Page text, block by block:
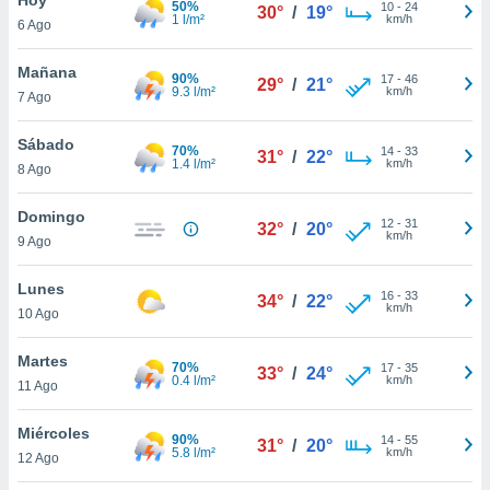
en
más
nuestra
de
cookies
aceptar
6 Ago
50%
1 l/m²
30° / 19° 10- 24
km/h
Mañana
7 Ago
90%
9.3 l/m²
29° / 21° 17- 46
km/h
Sábado
8 Ago
70%
1.4 l/m²
31° / 22° 14- 33
km/h
Domingo
9 Ago
32° / 20° 12- 31
km/h
Lunes
10 Ago
34° / 22° 16- 33
km/h
Martes
11 Ago
70%
0.4 l/m²
33° / 24° 17- 35
km/h
Miércoles
12 Ago
90%
5.8 l/m²
31° / 20° 14- 55
km/h